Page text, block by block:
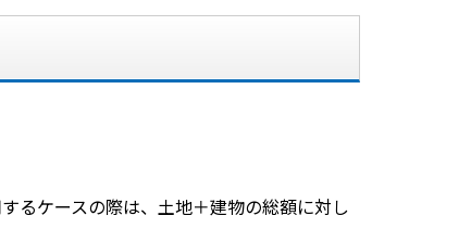
るケースの際は、土地＋建物の総額に対し